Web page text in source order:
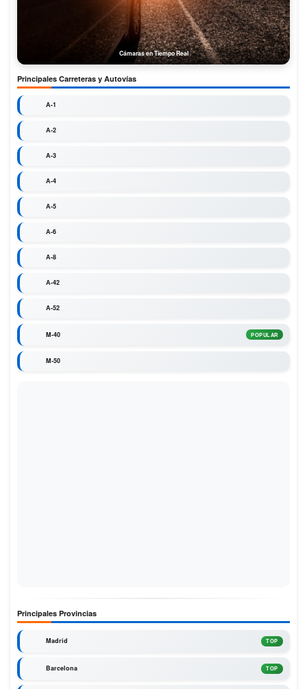
Cámaras en Tiempo Real
Principales Carreteras y Autovías
A-1
A-2
A-3
A-4
A-5
A-6
A-8
A-42
A-52
M-40 POPULAR
M-50
Principales Provincias
Madrid TOP
Barcelona TOP